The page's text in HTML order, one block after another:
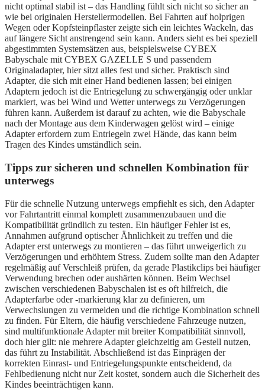
nicht optimal stabil ist – das Handling fühlt sich nicht so sicher an
wie bei originalen Herstellermodellen. Bei Fahrten auf holprigen
Wegen oder Kopfsteinpflaster zeigte sich ein leichtes Wackeln, das
auf längere Sicht anstrengend sein kann. Anders sieht es bei speziell
abgestimmten Systemsätzen aus, beispielsweise CYBEX
Babyschale mit CYBEX GAZELLE S und passendem
Originaladapter, hier sitzt alles fest und sicher. Praktisch sind
Adapter, die sich mit einer Hand bedienen lassen; bei einigen
Adaptern jedoch ist die Entriegelung zu schwergängig oder unklar
markiert, was bei Wind und Wetter unterwegs zu Verzögerungen
führen kann. Außerdem ist darauf zu achten, wie die Babyschale
nach der Montage aus dem Kinderwagen gelöst wird – einige
Adapter erfordern zum Entriegeln zwei Hände, das kann beim
Tragen des Kindes umständlich sein.
Tipps zur sicheren und schnellen Kombination für
unterwegs
Für die schnelle Nutzung unterwegs empfiehlt es sich, den Adapter
vor Fahrtantritt einmal komplett zusammenzubauen und die
Kompatibilität gründlich zu testen. Ein häufiger Fehler ist es,
Annahmen aufgrund optischer Ähnlichkeit zu treffen und die
Adapter erst unterwegs zu montieren – das führt unweigerlich zu
Verzögerungen und erhöhtem Stress. Zudem sollte man den Adapter
regelmäßig auf Verschleiß prüfen, da gerade Plastikclips bei häufiger
Verwendung brechen oder aushärten können. Beim Wechsel
zwischen verschiedenen Babyschalen ist es oft hilfreich, die
Adapterfarbe oder -markierung klar zu definieren, um
Verwechslungen zu vermeiden und die richtige Kombination schnell
zu finden. Für Eltern, die häufig verschiedene Fahrzeuge nutzen,
sind multifunktionale Adapter mit breiter Kompatibilität sinnvoll,
doch hier gilt: nie mehrere Adapter gleichzeitig am Gestell nutzen,
das führt zu Instabilität. Abschließend ist das Einprägen der
korrekten Einrast- und Entriegelungspunkte entscheidend, da
Fehlbedienung nicht nur Zeit kostet, sondern auch die Sicherheit des
Kindes beeinträchtigen kann.